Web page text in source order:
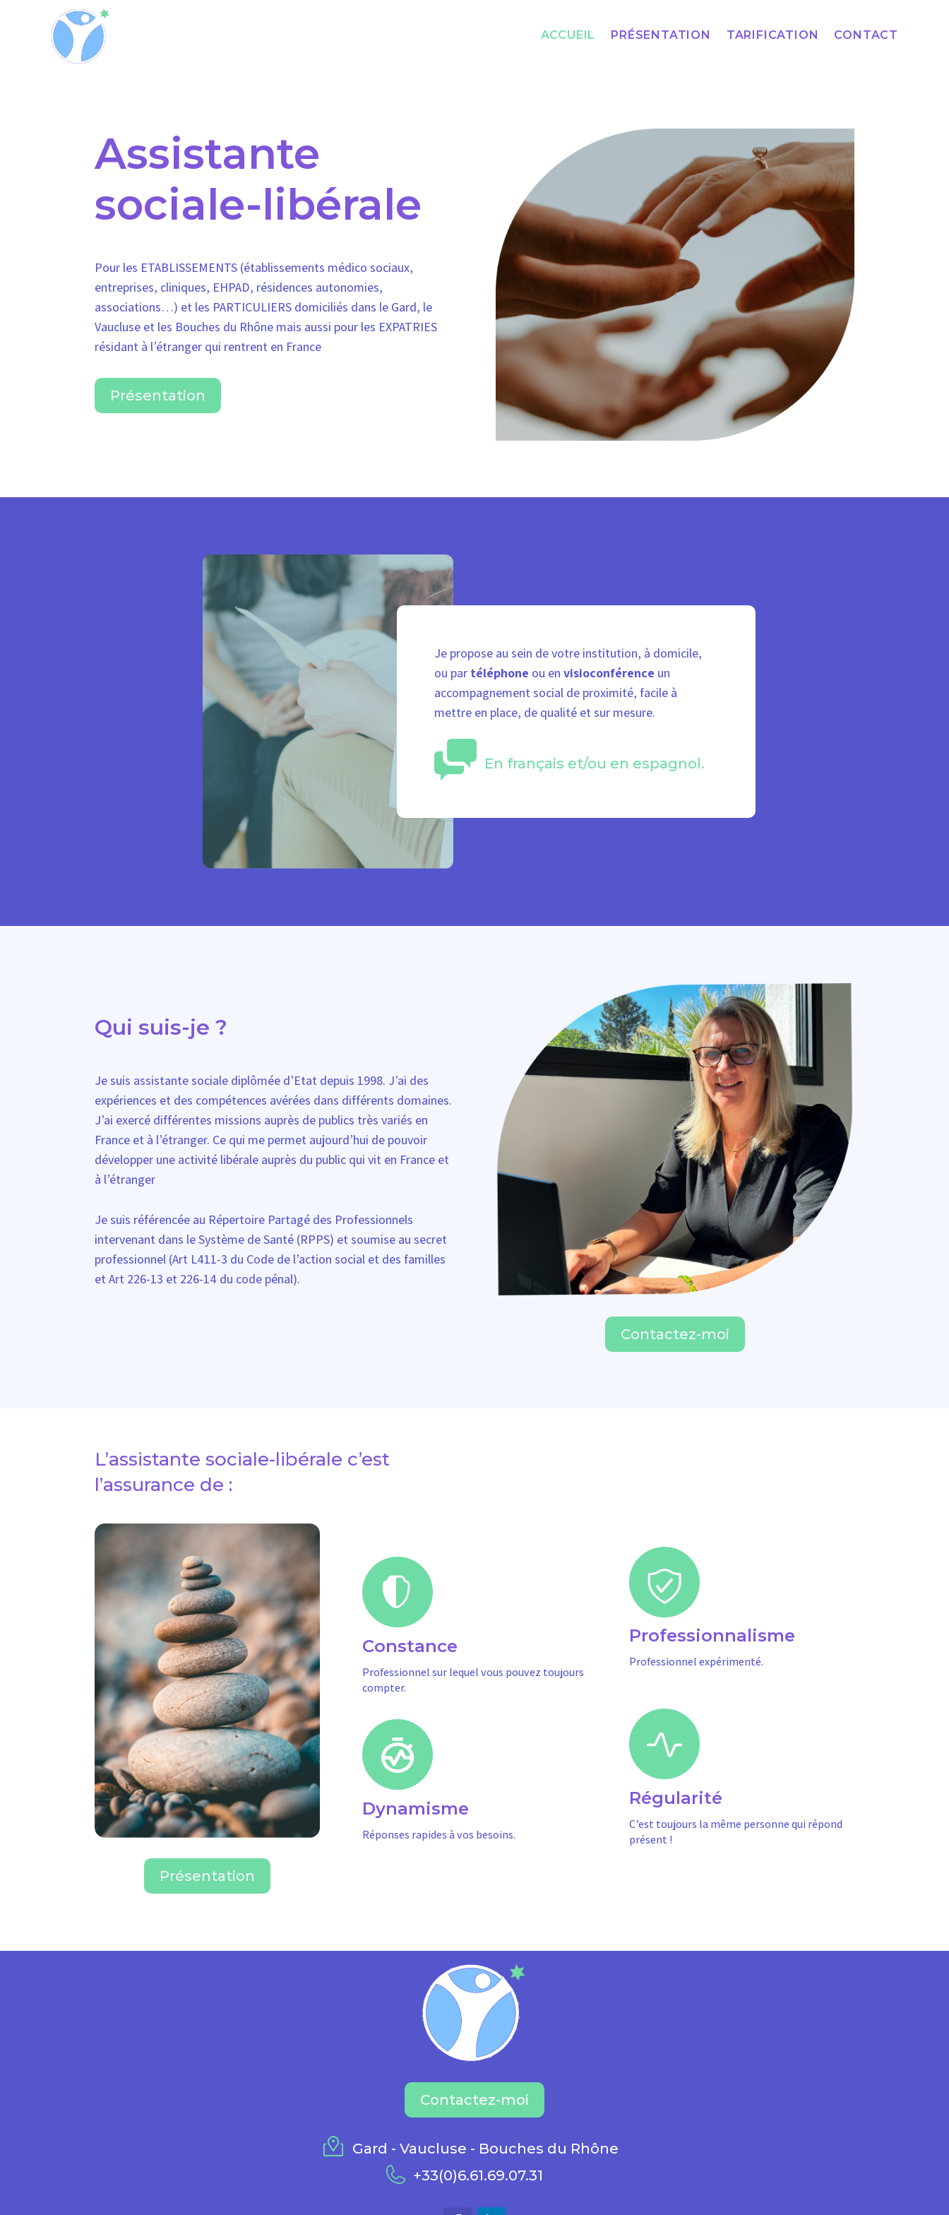
ACCUEIL PRÉSENTATION TARIFICATION CONTACT
Assistante
sociale-libérale
Pour les ETABLISSEMENTS (établissements médico sociaux,
entreprises, cliniques, EHPAD, résidences autonomies,
associations…) et les PARTICULIERS domiciliés dans le Gard, le
Vaucluse et les Bouches du Rhône mais aussi pour les EXPATRIES
résidant à l’étranger qui rentrent en France
Présentation
Je propose au sein de votre institution, à domicile,
ou par téléphone ou envisioconférence un
accompagnement social de proximité, facile à
mettre en place, de qualité et sur mesure.
En français et/ou en espagnol.
Qui suis-je ?
Je suis assistante sociale diplômée d’Etat depuis 1998. J’ai des
expériences et des compétences avérées dans différents domaines.
J’ai exercé différentes missions auprès de publics très variés en
France et à l’étranger. Ce qui me permet aujourd’hui de pouvoir
développer une activité libérale auprès du public qui vit en France et
à l’étranger
Je suis référencée au Répertoire Partagé des Professionnels
intervenant dans le Système de Santé (RPPS) et soumise au secret
professionnel (Art L411-3 du Code de l’action social et des familles
et Art 226-13 et 226-14 du code pénal).
Contactez-moi
L’assistante sociale-libérale c’est
l’assurance de :
Présentation
Constance
Professionnel sur lequel vous pouvez toujours
compter.
Dynamisme
Réponses rapides à vos besoins.
Professionnalisme
Professionnel expérimenté.
Régularité
C’est toujours la même personne qui répond
présent !
Contactez-moi
Gard - Vaucluse - Bouches du Rhône
+33(0)6.61.69.07.31